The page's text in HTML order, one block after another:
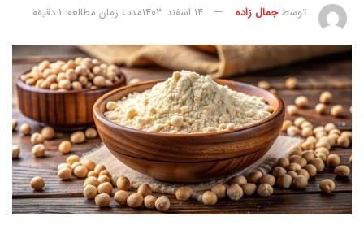
توسطجمال زاده ۱۴ اسفند ۱۴۰۳ مدت زمان مطالعه: 1 دقیقه